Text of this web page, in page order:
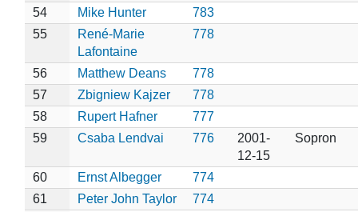
54
Mike Hunter
783
55
René-Marie
Lafontaine
778
56 Matthew Deans
778
57
Zbigniew Kajzer
778
58
Rupert Hafner
777
59
Csaba Lendvai 776
2001-
12-15
Sopron
60 Ernst Albegger
774
61
Peter John Taylor
774